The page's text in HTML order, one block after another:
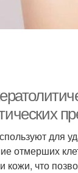
для
отмерших
что